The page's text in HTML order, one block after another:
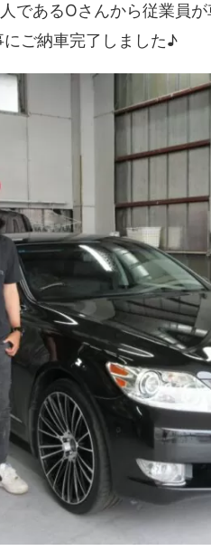
であるOさんから従業員
ご納車完了しました♪